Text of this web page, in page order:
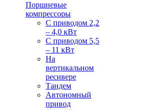
Поршневые
компрессоры
С приводом 2,2
– 4,0 кВт
С приводом 5,5
– 11 кВт
На
вертикальном
ресивере
Тандем
Автономный
привод